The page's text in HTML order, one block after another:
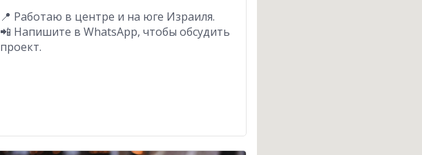
📍 Работаю в центре и на юге Израиля.
📲 Напишите в WhatsApp, чтобы обсудить
проект.